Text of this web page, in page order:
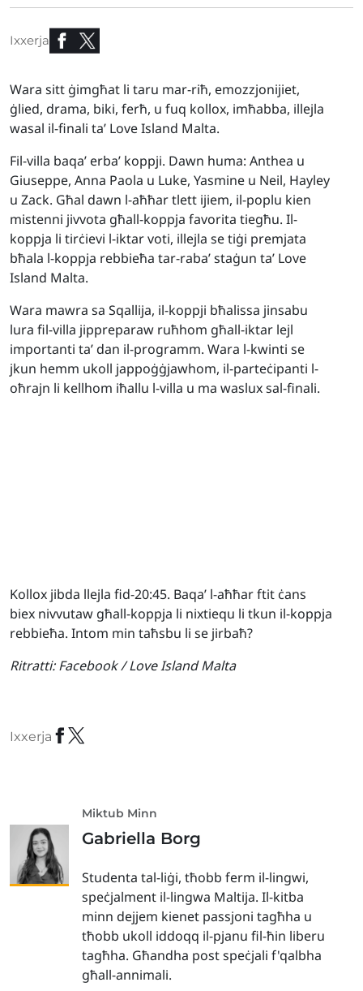
Ixxerja
Wara sitt ġimgħat li taru mar-riħ, emozzjonijiet,
ġlied, drama, biki, ferħ, u fuq kollox, imħabba, illejla
wasal il-finali ta’ Love Island Malta.
Fil-villa baqa’ erba’ koppji. Dawn huma: Anthea u
Giuseppe, Anna Paola u Luke, Yasmine u Neil, Hayley
u Zack. Għal dawn l-aħħar tlett ijiem, il-poplu kien
mistenni jivvota għall-koppja favorita tiegħu. Il-
koppja li tirċievi l-iktar voti, illejla se tiġi premjata
bħala l-koppja rebbieħa tar-raba’ staġun ta’ Love
Island Malta.
Wara mawra sa Sqallija, il-koppji bħalissa jinsabu
lura fil-villa jippreparaw ruħhom għall-iktar lejl
importanti ta’ dan il-programm. Wara l-kwinti se
jkun hemm ukoll jappoġġjawhom, il-parteċipanti l-
oħrajn li kellhom iħallu l-villa u ma waslux sal-finali.
Kollox jibda llejla fid-20:45. Baqa’ l-aħħar ftit ċans
biex nivvutaw għall-koppja li nixtiequ li tkun il-koppja
rebbieħa. Intom min taħsbu li se jirbaħ?
Ritratti: Facebook / Love Island Malta
Ixxerja
Miktub Minn
Gabriella Borg
Studenta tal-liġi, tħobb ferm il-lingwi,
speċjalment il-lingwa Maltija. Il-kitba
minn dejjem kienet passjoni tagħha u
tħobb ukoll iddoqq il-pjanu fil-ħin liberu
tagħha. Għandha post speċjali f'qalbha
għall-annimali.